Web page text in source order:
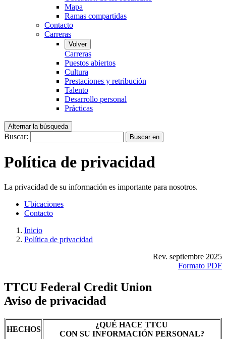
Mapa
Ramas compartidas
Contacto
Carreras
Volver
Carreras
Puestos abiertos
Cultura
Prestaciones y retribución
Talento
Desarrollo personal
Prácticas
Alternar la búsqueda
Buscar: Buscar en
Política de privacidad
La privacidad de su información es importante para nosotros.
Ubicaciones
Contacto
Inicio
Política de privacidad
Rev. septiembre 2025
Formato PDF
TTCU Federal Credit Union
Aviso de privacidad
HECHOS
¿QUÉ HACE TTCU
CON SU INFORMACIÓN PERSONAL?